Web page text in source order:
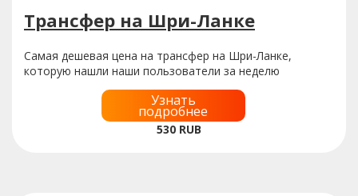
Трансфер на Шри-Ланке
Самая дешевая цена на трансфер на Шри-Ланке,
которую нашли наши пользователи за неделю
Узнать
подробнее
530 RUB